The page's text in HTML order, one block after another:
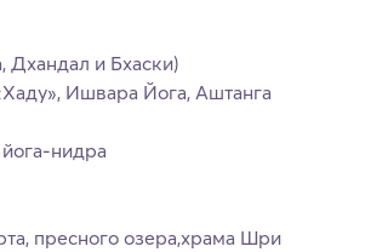
Дхандал и Бхаски)
Ишвара Йога, Аштанга
нидра
пресного озера,храма Шри